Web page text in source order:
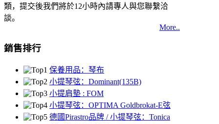
類，提交後我們將於12小時內請專人與您聯繫洽
談。
More..
銷售排行
保養用品：琴布
小提琴弦：Dominant(135B)
小提肩墊 : FOM
小提琴弦：OPTIMA Goldbrokat-E弦
德國Pirastro品牌 / 小提琴弦：Tonica